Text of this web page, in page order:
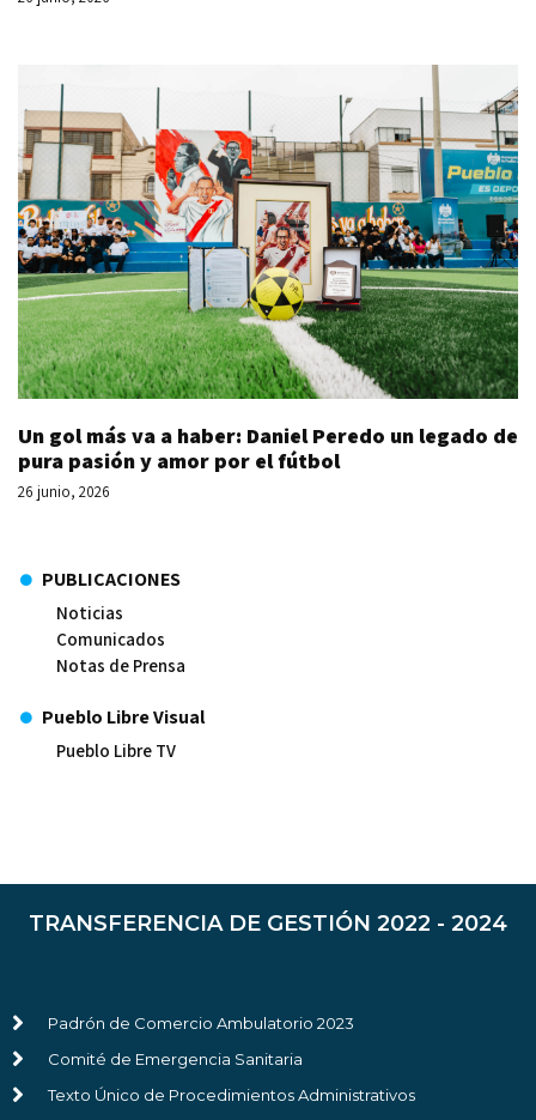
Un gol más va a haber: Daniel Peredo un legado de
pura pasión y amor por el fútbol
26 junio, 2026
PUBLICACIONES
Noticias
Comunicados
Notas de Prensa
Pueblo Libre Visual
Pueblo Libre TV
TRANSFERENCIA DE GESTIÓN 2022 - 2024
Padrón de Comercio Ambulatorio 2023
Comité de Emergencia Sanitaria
Texto Único de Procedimientos Administrativos